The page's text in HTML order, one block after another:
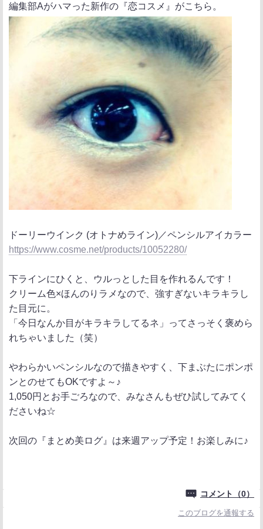
編集部Aがハマった新作の『恋コスメ』がこちら。
ドーリーウインク (オトナめライン)／ペンシルアイカラー
https://www.cosme.net/products/10052280/
下ラインにひくと、ウルっとした目を作れるんです！
クリーム色×ほんのりラメなので、強すぎないキラキラし
た目元に。
「今日なんか目がキラキラしてるネ」ってさっそく褒めら
れちゃいました（笑）
やわらかいペンシルなので描きやすく、下まぶたにポンポ
ンとのせてもOKですよ～♪
1,050円とお手ごろなので、みなさんもぜひ試してみてく
ださいね☆
次回の『まとめ美ログ』は来週アップ予定！お楽しみに♪
コメント（0）
このブログを通報する